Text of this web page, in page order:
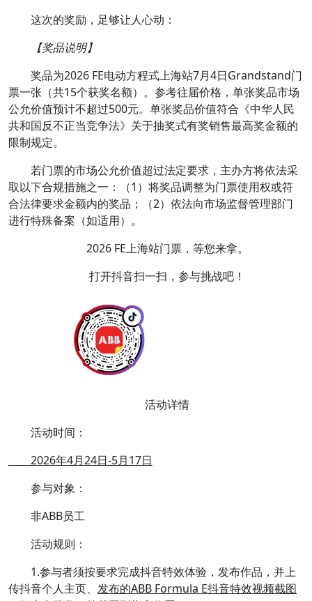
这次的奖励，足够让人心动：
【奖品说明】
奖品为2026 FE电动方程式上海站7月4日Grandstand门
票一张（共15个获奖名额）。参考往届价格，单张奖品市场
公允价值预计不超过500元。单张奖品价值符合《中华人民
共和国反不正当竞争法》关于抽奖式有奖销售最高奖金额的
限制规定。
若门票的市场公允价值超过法定要求，主办方将依法采
取以下合规措施之一：（1）将奖品调整为门票使用权或符
合法律要求金额内的奖品；（2）依法向市场监督管理部门
进行特殊备案（如适用）。
2026 FE上海站门票，等您来拿。
打开抖音扫一扫，参与挑战吧！
活动详情
活动时间：
2026年4月24日-5月17日
参与对象：
非ABB员工
活动规则：
1.参与者须按要求完成抖音特效体验，发布作品，并上
传抖音个人主页、 发布的ABB Formula E抖音特效视频截图